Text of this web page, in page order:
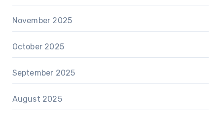
November 2025
October 2025
September 2025
August 2025